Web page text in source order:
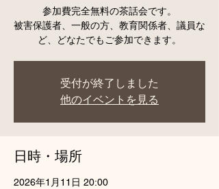
参加費完全無料の茶話会です。
被害保護者、一般の方、教育関係者、議員な
ど、どなたでもご参加できます。
受付が終了しました
他のイベントを見る
日時・場所
2026年1月11日 20:00